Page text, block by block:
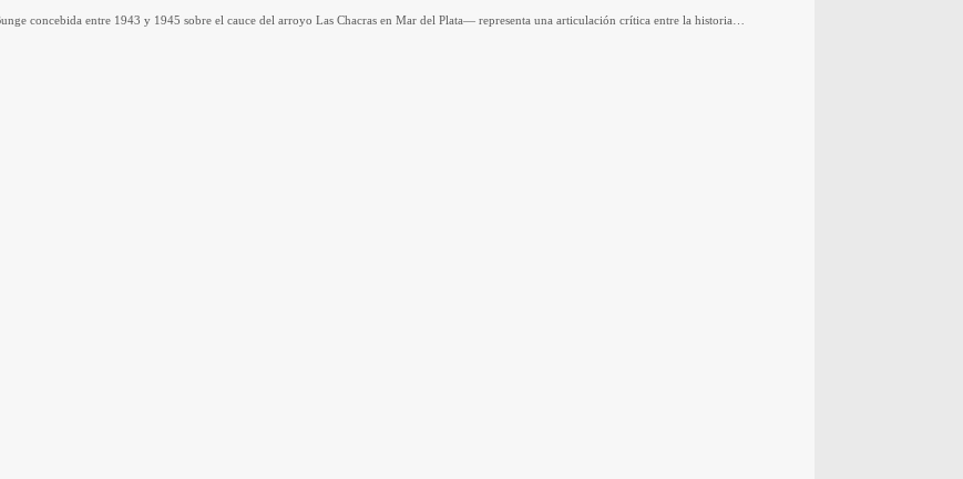
concebida entre 1943 y 1945 sobre el cauce del arroyo Las Chacras en Mar del Plata— representa una articulación crítica entre la historia…